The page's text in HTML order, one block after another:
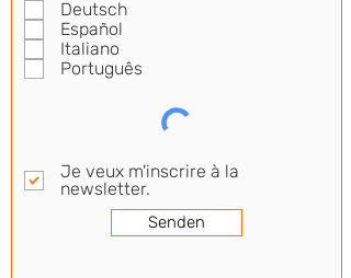
Deutsch
Español
Italiano
Português
Je veux m'inscrire à la
newsletter.
Senden